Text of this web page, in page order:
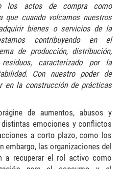
los actos de compra como
que cuando volcamos nuestros
bienes o servicios de la
contribuyendo en el
de producción, distribución,
caracterizado por la
Con nuestro poder de
en la construcción de prácticas
de aumentos, abusos y
emociones y conflictos
a corto plazo, como los
embargo, las organizaciones del
a recuperar el rol activo como